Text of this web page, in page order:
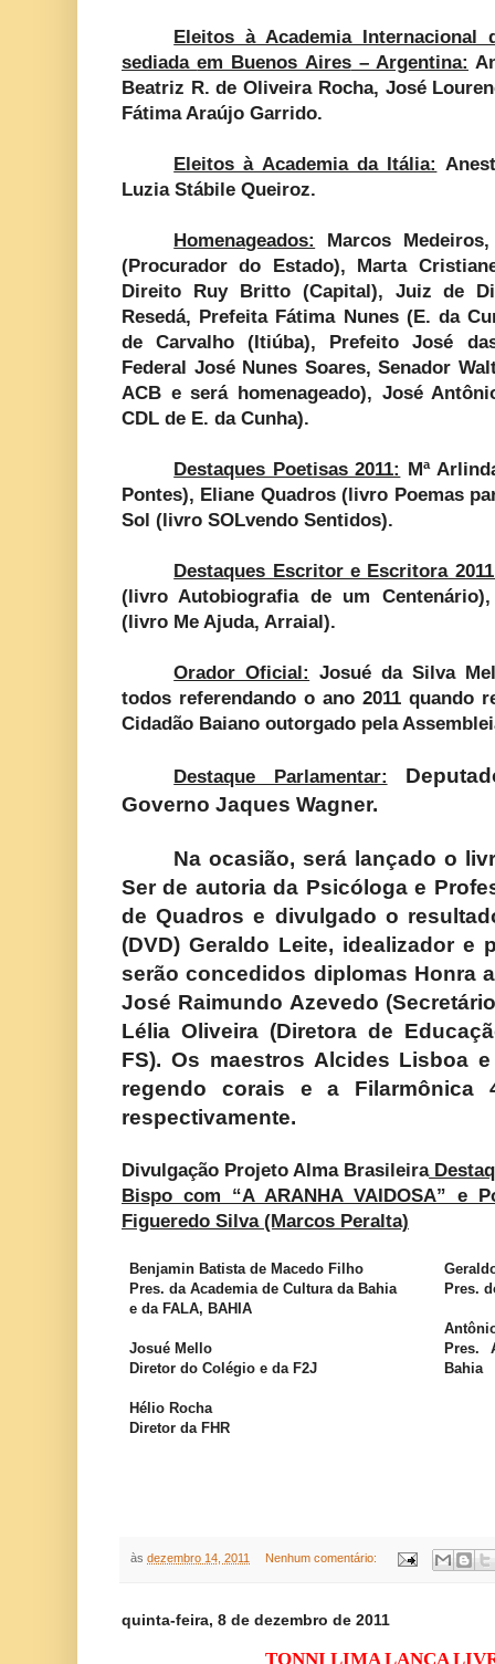
Eleitos à Academia
sediadaem Buenos Aires– Argentina:
Beatriz R. de Oliveira Rocha, José
Fátima Araújo Garrido.
Eleitos à Academia da Itália:
Luzia Stábile Queiroz.
Homenageados:
Marcos
(Procurador do Estado), Marta
Direito Ruy Britto (Capital), Juiz de
Resedá, Prefeita Fátima Nunes (E. da
de Carvalho (Itiúba), Prefeito José
Federal José Nunes Soares, Senador
ACB e será homenageado), José
CDL de E. da Cunha).
Destaques Poetisas 2011:
Mª
Pontes), Eliane Quadros (livro Poemas
Sol (livro SOLvendo Sentidos).
Destaques Escritor e Escritora
(livro Autobiografia de um
(livro Me Ajuda, Arraial).
Orador Oficial: Josué da Silva
todos referendando o ano 2011 quando
Cidadão Baiano outorgado pela
Destaque Parlamentar:
Governo Jaques Wagner.
Na ocasião, será lançado o
Ser de autoria da Psicóloga e
de Quadros e divulgado o
(DVD) Geraldo Leite, idealizador e
serão concedidos diplomas Honra
José Raimundo Azevedo
Lélia Oliveira (Diretora de
FS). Os maestros Alcides Lisboa
regendo corais e a Filarmônica
respectivamente.
Divulgação Projeto Alma Brasileira
Bispo com “A ARANHA VAIDOSA” e
Figueredo Silva (Marcos Peralta)
Benjamin Batista de Macedo Filho
Pres. da Academia de Cultura da Bahia
e da FALA, BAHIA
Josué Mello
Diretor do Colégio e da F2J
Hélio Rocha
Diretor da FHR
Pres.
Pres.
Bahia
às dezembro 14, 2011 Nenhum comentário:
quinta-feira, 8 de dezembro de 2011
TONNI LIMA LANÇA